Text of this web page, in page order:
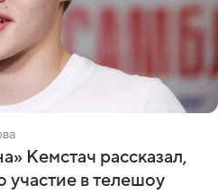
Кемстач рассказал,
участие в телешоу